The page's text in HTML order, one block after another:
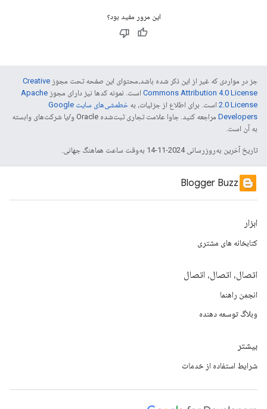
این مرور مفید بود؟
جز در مواردی که غیر از این ذکر شده باشد،‌محتوای این صفحه تحت مجوز Creative
Commons Attribution 4.0 License است. نمونه کدها نیز دارای مجوز Apache
2.0 License است. برای اطلاع از جزئیات، به
خطمشی‌های سایت Google
Developers‏
مراجعه کنید. جاوا علامت تجاری ثبت‌شده Oracle و/یا شرکت‌های وابسته
به آن است.
تاریخ آخرین به‌روزرسانی 2024-11-14 به‌وقت ساعت هماهنگ جهانی.
Blogger Buzz
ابزار
کتابخانه های مشتری
اتصال، اتصال، اتصال
انجمن راهنما
وبلاگ توسعه دهنده
بیشتر
شرایط استفاده از خدمات